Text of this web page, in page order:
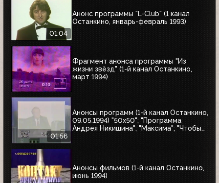
01:04
Анонс программы "L-Club" (1 канал
Останкино, январь-февраль 1993)
Фрагмент анонса программы "Из
жизни звёзд" (1-й канал Останкино,
март 1994)
01:56
Анонсы программ (1-й канал Останкино,
09.05.1994) "50x50"; "Программа
Андрея Никишина"; "Максима"; "Чтобы
Анонсы фильмов (1-й канал Останкино,
июнь 1994)